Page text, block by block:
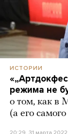
ИСТОРИИ
режима не
о том, как в
(а его
20:29, 31 марта 2022